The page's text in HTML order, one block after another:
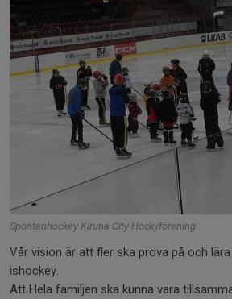
Spontanhockey Kiruna City Hockyförening
Vår vision är att fler ska prova på och
ishockey.
Att Hela familjen ska kunna vara